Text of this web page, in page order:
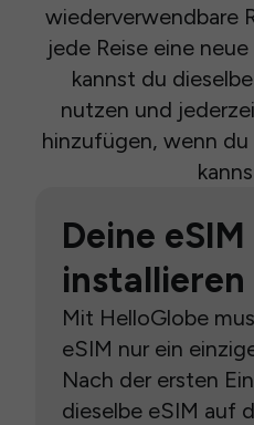
wiederverwendbare
jede Reise eine
kannst du
nutzen und
hinzufügen, wenn
Deine
installieren
Mit HelloGlobe
eSIM nur ein
Nach der ersten
dieselbe eSIM auf